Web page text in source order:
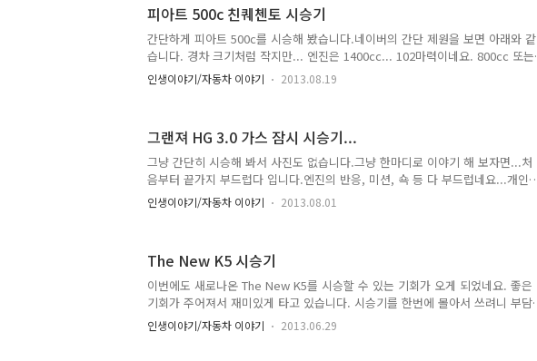
려 가로 모양 그릴로 바뀌었네요. 서로 그릴 바꾸어 놓고, 디자인 바뀌었다고 말
하는 건 좀 그렇네요 ㅎㅎ 안개등은 조금 더 날카로워 졌습니다. 다만 크게 바뀐
것은 아니라서 전체적인 인상에는 크게 영향을 미치지는 못하는 것 같습니다. 휠
은 기..
피아트 500c 친퀘첸토 시승기
간단하게 피아트 500c를 시승해 봤습니다.네이버의 간단 제원을 보면 아래와 같
습니다. 경차 크기처럼 작지만... 엔진은 1400cc... 102마력이네요. 800cc 또는
1,000cc일꺼라고 그냥 생각 했는데 생각보다 엔진은 크네요 ㅎㅎ가격은 ㅎㄷㄷ
^^ 너무 비싸게 나온 감이 있지만, 돈이 있는 사람이라면 뭐 생각 안하겠죠 ㅎㅎ
사야 될 차량인 듯 싶습니다. 간단하게 타 봐서 정확히 평가하긴 힘들지만... 느
낀 그대로만 적어보도록 하겠습니다. 인테리어는 일단 매우 심플합니다. 개인적
으로는 좋은 평가 주기는 무리가 있구요. 그냥 트랙스 인테리어보다는 ..
인생이야기/자동차 이야기 2013.08.19
그랜져 HG 3.0 가스 잠시 시승기...
그냥 간단히 시승해 봐서 사진도 없습니다.그냥 한마디로 이야기 해 보자면...처
음부터 끝가지 부드럽다 입니다.엔진의 반응, 미션, 쇽 등 다 부드럽네요...개인
적으로는 별로 몰고 싶지 않은 반응들이에요 ㅎㅎ 엔진은 꾹 하고 끝까지 밟으
면... 알피엠은 치솟는데... 차가 나간다는 느낌은 없네요...미션도 쉬프트업, 다
디션하고 느낌이 달라도 너무 다릅니다.제네시스는 나중에 기회되면 소유해 보
고 싶은 느낌이 들었지만, 그랜져 HG는 그냥... 누가 빌려주면 타지만...소유하고
싶은 마음은 없네요 ^^ 이미지가 한장도 없으면 섭하니 netcarshow.co..
인생이야기/자동차 이야기 2013.08.01
The New K5 시승기
이번에도 새로나온 The New K5를 시승할 수 있는 기회가 오게 되었네요. 좋은
기회가 주어져서 재미있게 타고 있습니다. 시승기를 한번에 몰아서 쓰려니 부담
도 되고 해서 틈틈히 써내려 가야 겠습니다. 고로 지금 이 글과, 포스트의 가장
마지막 부분과는 다른 시점에 쓴 글이 될 수 있겠네요 ㅎㅎ 현재는 이틀째 시승
인생이야기/자동차 이야기 2013.06.29